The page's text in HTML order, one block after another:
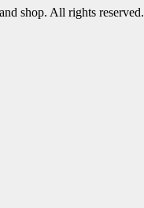
shop. All rights reserved.